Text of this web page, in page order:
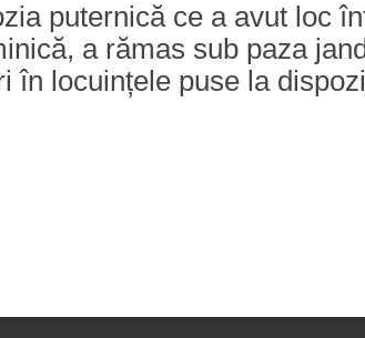
puternică ce a avut loc
a rămas sub paza
în locuințele puse la